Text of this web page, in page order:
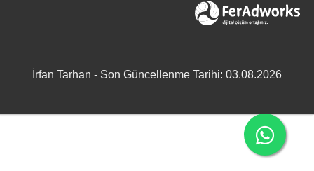
İrfan Tarhan - Son Güncellenme Tarihi: 03.08.2026